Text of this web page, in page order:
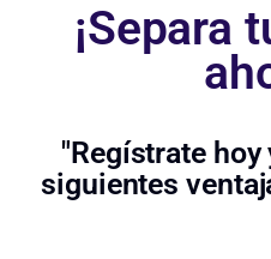
¡Separa
"Regístrate
siguientes